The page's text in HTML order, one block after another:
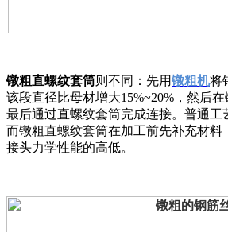
镦粗直螺纹套筒则不同：先用镦粗机将
该段直径比母材增大15%~20%，然后在
最后通过直螺纹套筒完成连接。普通工
而镦粗直螺纹套筒在加工前先补充材料
接头力学性能的高低。